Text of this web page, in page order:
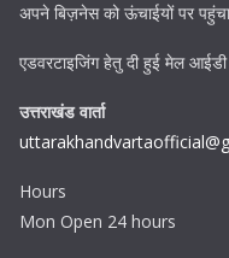
अपने बिज़नेस को ऊंचाईयों पर
एडवरटाइजिंग हेतु दी हुई मेल आईडी
उत्तराखंड वार्ता
Hours
Mon Open 24 hours